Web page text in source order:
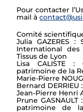
Pour contacter
mail à
Comité
Julia GAZERES
International des
Tissus de Lyon
Lisa CALISTE :
patrimoine de la
Marie-Pierre
Bernard
Jean-Pierre Henri
Prune
patrimoine de